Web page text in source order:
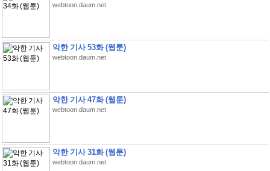
webtoon.daum.net
악한 기사 53화 (웹툰)
webtoon.daum.net
악한 기사 47화 (웹툰)
webtoon.daum.net
악한 기사 31화 (웹툰)
webtoon.daum.net